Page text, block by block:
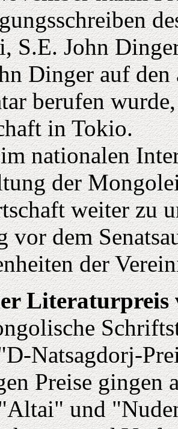
S.E. John
Dinger auf
berufen
in Tokio.
nationalen
der
weiter zu
vor dem
der
Literaturpreis
Natsagdorj-
Preise gingen
und